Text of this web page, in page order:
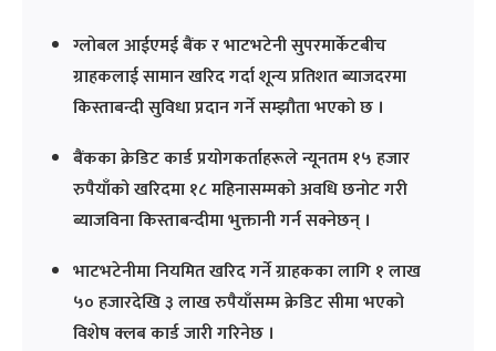
ग्लोबल आईएमई बैंक र भाटभटेनी सुपरमार्केटबीच
ग्राहकलाई सामान खरिद गर्दा शून्य प्रतिशत ब्याजदरमा
किस्ताबन्दी सुविधा प्रदान गर्ने सम्झौता भएको छ ।
बैंकका क्रेडिट कार्ड प्रयोगकर्ताहरूले न्यूनतम १५ हजार
रुपैयाँको खरिदमा १८ महिनासम्मको अवधि छनोट गरी
ब्याजविना किस्ताबन्दीमा भुक्तानी गर्न सक्नेछन् ।
भाटभटेनीमा नियमित खरिद गर्ने ग्राहकका लागि १ लाख
५० हजारदेखि ३ लाख रुपैयाँसम्म क्रेडिट सीमा भएको
विशेष क्लब कार्ड जारी गरिनेछ ।